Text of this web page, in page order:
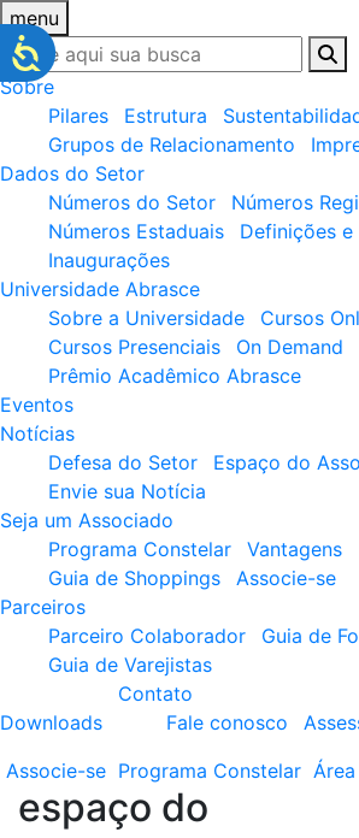
menu
Sobre
Pilares
Estrutura
Grupos de Relacionamento
Dados do Setor
Números do Setor
Números
Números Estaduais
Definições
Inaugurações
Universidade Abrasce
Sobre a Universidade
Cursos
Cursos Presenciais
On Demand
Prêmio Acadêmico Abrasce
Eventos
Notícias
Defesa do Setor
Espaço do
Envie sua Notícia
Seja um Associado
Programa Constelar
Vantagens
Guia de Shoppings
Associe-se
Parceiros
Parceiro Colaborador
Guia de
Guia de Varejistas
Downloads
Contato
Fale conosco
Associe-se Programa Constelar Área
espaço do